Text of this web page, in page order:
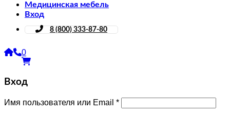
Медицинская мебель
Вход
8 (800) 333-87-80
0
Вход
Имя пользователя или Email *